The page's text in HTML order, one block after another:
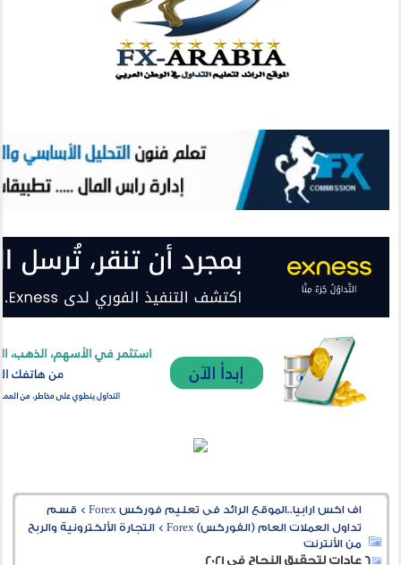
اف اكس ارابيا..الموقع الرائد فى تعليم فوركس Forex > قسم
تداول العملات العام (الفوركس) Forex
>التجارة الألكترونية والربح
من الأنترنت
6 عادات لتحقيق النجاح في 2021